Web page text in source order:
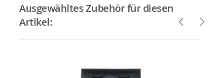
Ausgewähltes Zubehör für diesen
Artikel: